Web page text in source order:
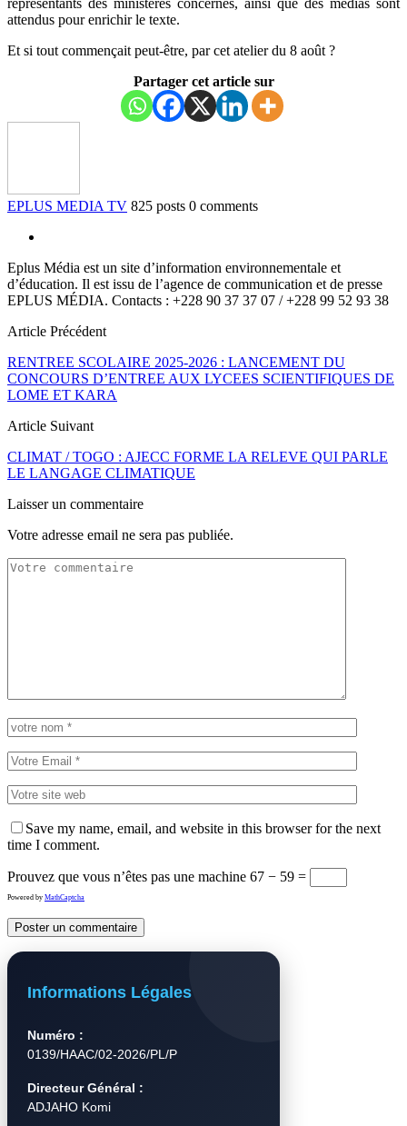
attendus pour enrichir le texte.
Et si tout commençait peut-être, par cet atelier du 8 août ?
Partager cet article sur
EPLUS MEDIA TV 825 posts 0 comments
Eplus Média est un site d’information environnementale et
d’éducation. Il est issu de l’agence de communication et de presse
EPLUS MÉDIA. Contacts : +228 90 37 37 07 / +228 99 52 93 38
Article Précédent
RENTREE SCOLAIRE 2025-2026 : LANCEMENT DU
CONCOURS D’ENTREE AUX LYCEES SCIENTIFIQUES DE
LOME ET KARA
Article Suivant
CLIMAT / TOGO : AJECC FORME LA RELEVE QUI PARLE
LE LANGAGE CLIMATIQUE
Laisser un commentaire
Votre adresse email ne sera pas publiée.
Save my name, email, and website in this browser for the next
time I comment.
Prouvez que vous n’êtes pas une machine 67 − 59 =
Powered by MathCaptcha
Informations Légales
Numéro :
0139/HAAC/02-2026/PL/P
Directeur Général :
ADJAHO Komi